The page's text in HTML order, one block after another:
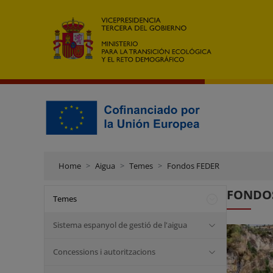
Home Aigua Temes Fondos FEDER
Temes
Sistema espanyol de gestió de l'aigua
Concessions i autoritzacions